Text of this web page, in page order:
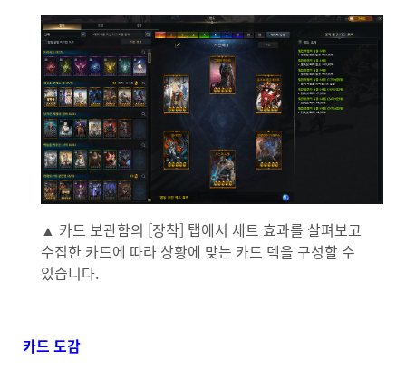
▲ 카드 보관함의 [장착] 탭에서 세트 효과를 살펴보고
수집한 카드에 따라 상황에 맞는 카드 덱을 구성할 수
있습니다.
카드 도감